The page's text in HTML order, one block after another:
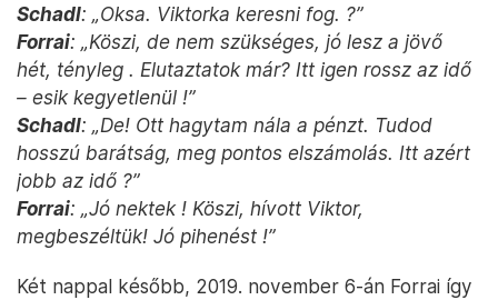
Schadl: „Oksa. Viktorka keresni fog. ?”
Forrai: „Köszi, de nem szükséges, jó lesz a jövő
hét, tényleg . Elutaztatok már? Itt igen rossz az idő
– esik kegyetlenül !”
Schadl: „De! Ott hagytam nála a pénzt. Tudod
hosszú barátság, meg pontos elszámolás. Itt azért
jobb az idő ?”
Forrai: „Jó nektek ! Köszi, hívott Viktor,
megbeszéltük! Jó pihenést !”
Két nappal később, 2019. november 6-án Forrai így